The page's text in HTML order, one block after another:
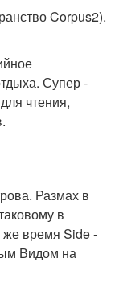
Corpus2).
Супер -
чтения,
Размах в
в
же время Side -
Видом на